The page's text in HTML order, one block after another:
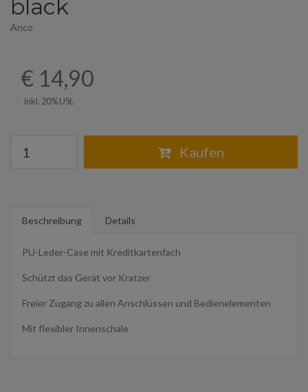
black
Anco
€ 14,90
inkl. 20% USt.
Kaufen
Beschreibung Details
PU-Leder-Case mit Kreditkartenfach
Schützt das Gerät vor Kratzer
Freier Zugang zu allen Anschlüssen und Bedienelementen
Mit flexibler Innenschale